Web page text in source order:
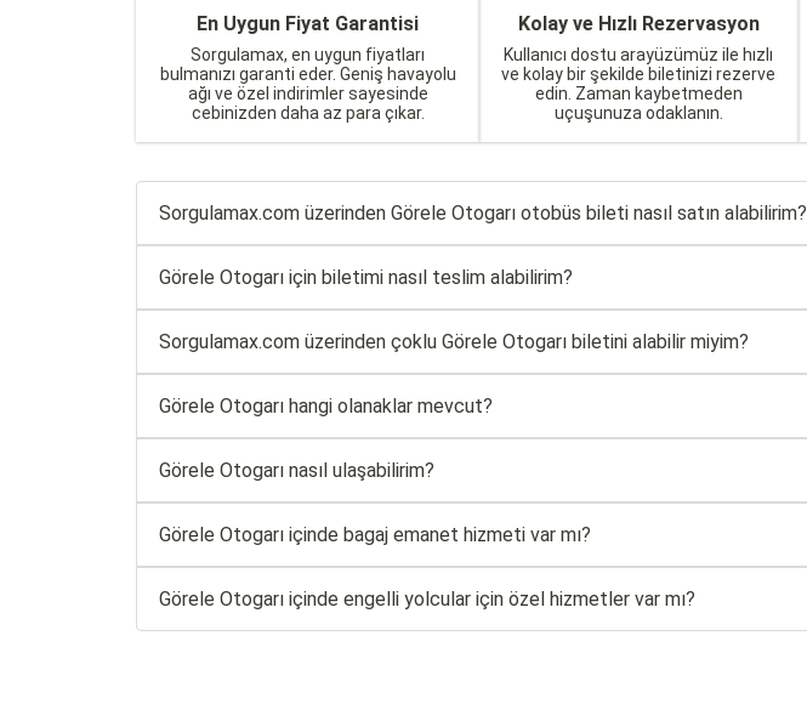
En Uygun Fiyat Garantisi
Sorgulamax, en uygun fiyatları
bulmanızı garanti eder. Geniş havayolu
ağı ve özel indirimler sayesinde
cebinizden daha az para çıkar.
Kolay ve Hızlı Rezervasyon
Kullanıcı dostu arayüzümüz ile hızlı
ve kolay bir şekilde biletinizi rezerve
edin. Zaman kaybetmeden
uçuşunuza odaklanın.
Sorgulamax.com üzerinden Görele Otogarı otobüs bileti nasıl satın alabilirim?
Görele Otogarı için biletimi nasıl teslim alabilirim?
Sorgulamax.com üzerinden çoklu Görele Otogarı biletini alabilir miyim?
Görele Otogarı hangi olanaklar mevcut?
Görele Otogarı nasıl ulaşabilirim?
Görele Otogarı içinde bagaj emanet hizmeti var mı?
Görele Otogarı içinde engelli yolcular için özel hizmetler var mı?